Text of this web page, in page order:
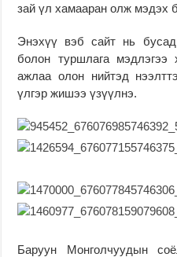
зай үл хамааран олж мэдэх
Энэхүү вэб сайт нь
болон туршлага мэдлэгээ
ажлаа олон нийтэд
үлгэр жишээ үзүүлнэ.
Баруун Монголчуудын